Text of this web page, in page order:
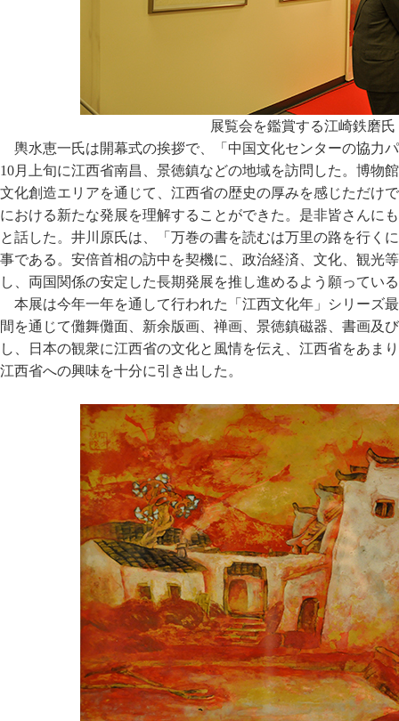
展覧会を鑑賞する江崎鉄磨氏
輿水恵一氏は開幕式の挨拶で、「中国文化センターの協力
10月上旬に江西省南昌、景徳鎮などの地域を訪問した。博物
文化創造エリアを通じて、江西省の歴史の厚みを感じただけ
における新たな発展を理解することができた。是非皆さんに
と話した。井川原氏は、「万巻の書を読むは万里の路を行く
事である。安倍首相の訪中を契機に、政治経済、文化、観光
し、両国関係の安定した長期発展を推し進めるよう願ってい
本展は今年一年を通して行われた「江西文化年」シリーズ
間を通じて儺舞儺面、新余版画、禅画、景徳鎮磁器、書画及
し、日本の観衆に江西省の文化と風情を伝え、江西省をあま
江西省への興味を十分に引き出した。